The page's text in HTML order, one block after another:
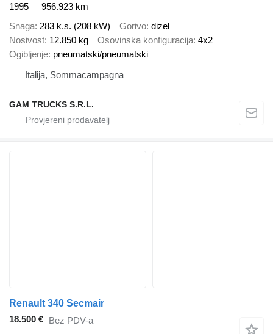
1995
956.923 km
Snaga 283 k.s. (208 kW) Gorivo dizel
Nosivost 12.850 kg Osovinska konfiguracija 4x2
Ogibljenje pneumatski/pneumatski
Italija, Sommacampagna
GAM TRUCKS S.R.L.
Renault 340 Secmair
18.500 € Bez PDV-a